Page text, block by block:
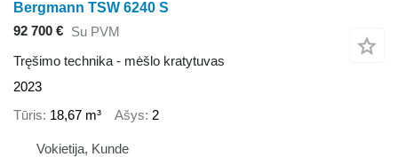
Bergmann TSW 6240 S
92 700 € Su PVM
Tręšimo technika - mėšlo kratytuvas
2023
Tūris 18,67 m³ Ašys 2
Vokietija, Kunde